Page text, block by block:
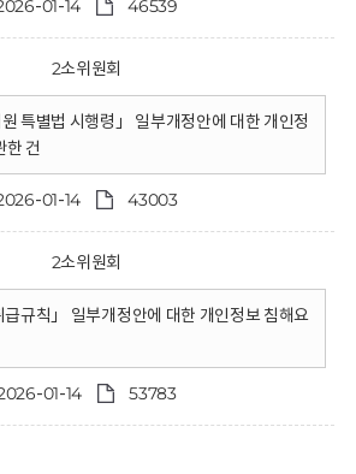
01-14 46539
2소위원회
원 특별법 시행령」 일부개정안에 대한 개인정
한 건
01-14 43003
2소위원회
급규칙」 일부개정안에 대한 개인정보 침해요
01-14 53783